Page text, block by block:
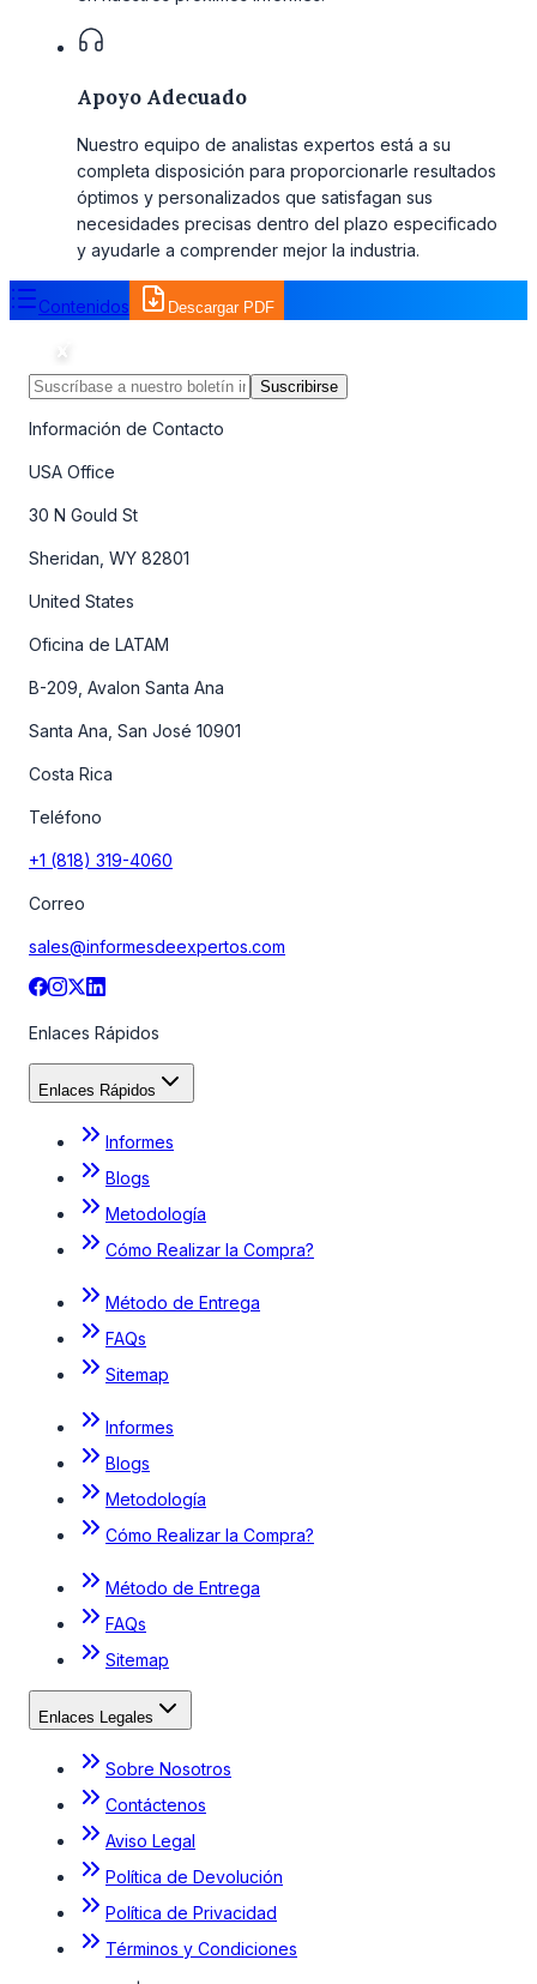
Apoyo Adecuado
Nuestro equipo de analistas expertos está a su
completa disposición para proporcionarle resultados
óptimos y personalizados que satisfagan sus
necesidades precisas dentro del plazo especificado
y ayudarle a comprender mejor la industria.
Contenidos Descargar PDF
Suscribirse
Información de Contacto
USA Office
30 N Gould St
Sheridan, WY 82801
United States
Oficina de LATAM
B-209, Avalon Santa Ana
Santa Ana, San José 10901
Costa Rica
Teléfono
+1 (818) 319-4060
Correo
sales@informesdeexpertos.com
Enlaces Rápidos
Enlaces Rápidos
Informes
Blogs
Metodología
Cómo Realizar la Compra?
Método de Entrega
FAQs
Sitemap
Informes
Blogs
Metodología
Cómo Realizar la Compra?
Método de Entrega
FAQs
Sitemap
Enlaces Legales
Sobre Nosotros
Contáctenos
Aviso Legal
Política de Devolución
Política de Privacidad
Términos y Condiciones